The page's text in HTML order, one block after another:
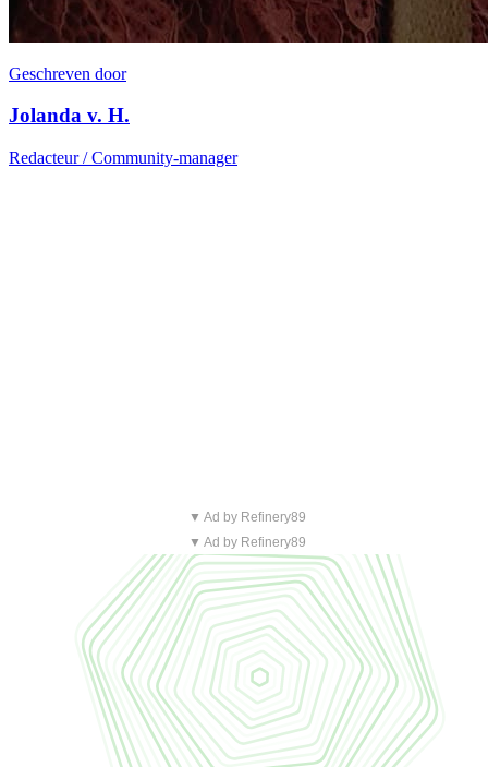
Geschreven door
Jolanda v. H.
Redacteur / Community-manager
▼ Ad by Refinery89
▼ Ad by Refinery89